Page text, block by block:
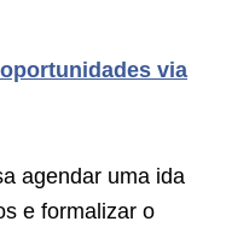
via
agendar uma ida
e formalizar o